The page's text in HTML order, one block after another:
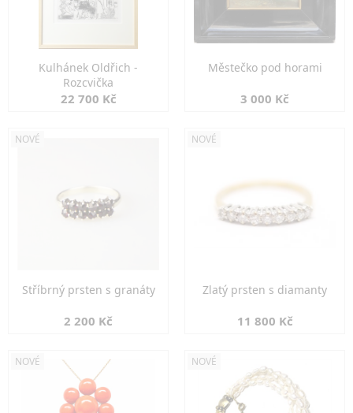
Kulhánek Oldřich -
Rozcvička
22 700 Kč
Městečko pod horami
3 000 Kč
NOVÉ
Stříbrný prsten s granáty
2 200 Kč
NOVÉ
Zlatý prsten s diamanty
11 800 Kč
NOVÉ NOVÉ